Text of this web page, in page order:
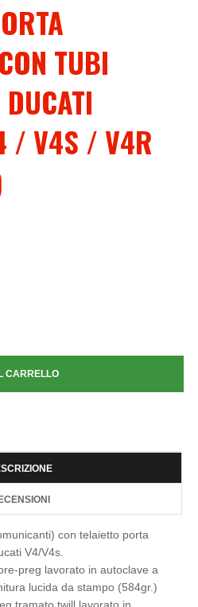
TUBI
/ V4S / V4R
con telaietto porta
V4/V4s.
preg lavorato in autoclave a
lucida da stampo (584gr.)